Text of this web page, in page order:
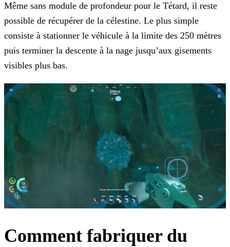
Même sans module de profondeur pour le Tétard, il reste
possible de récupérer de la célestine. Le plus simple
consiste à stationner le véhicule à la limite des 250 mètres
puis terminer la descente à la nage jusqu’aux gisements
visibles plus bas.
Comment fabriquer du